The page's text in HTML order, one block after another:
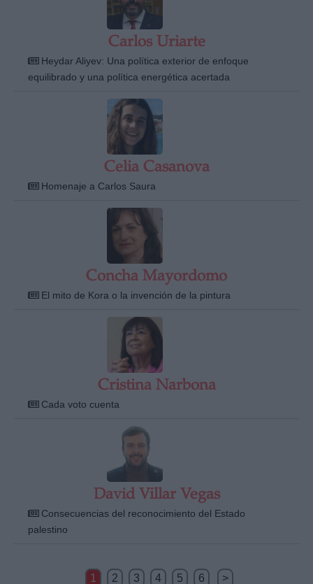
Carlos Uriarte
Heydar Aliyev: Una política exterior de enfoque
equilibrado y una política energética acertada
Celia Casanova
Homenaje a Carlos Saura
Concha Mayordomo
El mito de Kora o la invención de la pintura
Cristina Narbona
Cada voto cuenta
David Villar Vegas
Consecuencias del reconocimiento del Estado
palestino
1 2 3 4 5 6 >